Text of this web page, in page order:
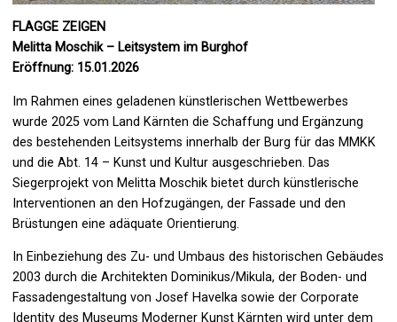
FLAGGE ZEIGEN
Melitta Moschik – Leitsystem im Burghof
Eröffnung: 15.01.2026
Im Rahmen eines geladenen künstlerischen Wettbewerbes
wurde 2025 vom Land Kärnten die Schaffung und Ergänzung
des bestehenden Leitsystems innerhalb der Burg für das MMKK
und die Abt. 14 – Kunst und Kultur ausgeschrieben. Das
Siegerprojekt von Melitta Moschik bietet durch künstlerische
Interventionen an den Hofzugängen, der Fassade und den
Brüstungen eine adäquate Orientierung.
In Einbeziehung des Zu- und Umbaus des historischen Gebäudes
2003 durch die Architekten Dominikus/Mikula, der Boden- und
Fassadengestaltung von Josef Havelka sowie der Corporate
Identity des Museums Moderner Kunst Kärnten wird unter dem